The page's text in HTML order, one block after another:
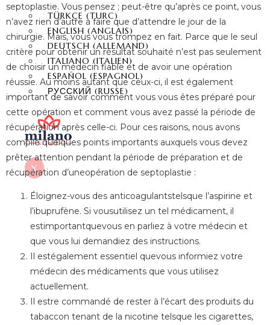
TÜRKÇE (TURC)
ENGLISH (ANGLAIS)
DEUTSCH (ALLEMAND)
ITALIANO (ITALIEN)
ESPAÑOL (ESPAGNOL)
РУССКИЙ (RUSSE)
X
septoplastie. Vous pensez ; peut-être qu’après ce point, vous
n’avez rien d’autre à faire que d’attendre le jour de la
chirurgie. Mais, vous vous trompez en fait. Parce que le seul
critère pour obtenir un résultat souhaité n’est pas seulement
de choisir un médecin fiable et de avoir une opération
réussie. Au moins autant que ceux-ci, il est également
important de savoir comment vous vous êtes préparé pour
cette opération et comment vous avez passé la période de
récupération après celle-ci. Pour ces raisons, nous avons
compilé quelques points importants auxquels vous devez
prêter attention pendant la période de préparation et de
récupération d’uneopération de septoplastie :
Éloignez-vous des anticoagulantstelsque l’aspirine et
l’ibuprufène. Si vousutilisez un tel médicament, il
estimportantquevous en parliez à votre médecin et
que vous lui demandiez des instructions.
Il estégalement essentiel quevous informiez votre
médecin des médicaments que vous utilisez
actuellement.
Il estre commandé de rester à l’écart des produits du
tabaccon tenant de la nicotine telsque les cigarettes,